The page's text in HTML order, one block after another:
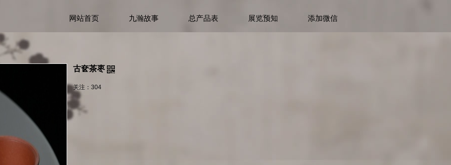
网站首页 九瀚故事 总产品表 展览预知 添加微信
古奁茶枣
关注： 304